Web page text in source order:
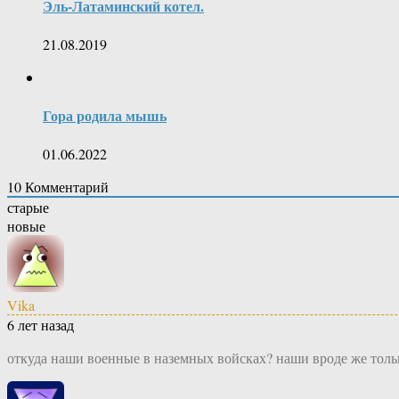
Эль-Латаминский котел.
21.08.2019
Гора родила мышь
01.06.2022
10Комментарий
старые
новые
Vika
6 лет назад
откуда наши военные в наземных войсках? наши вроде же